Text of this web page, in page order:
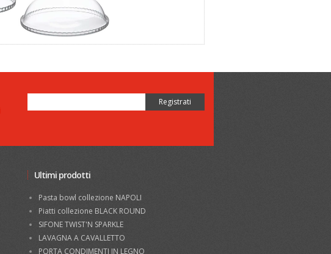
Ultimi prodotti
Pasta bowl collezione NAPOLI
Piatti collezione BLACK ROUND
SIFONE TWIST'N SPARKLE
LAVAGNA A CAVALLETTO
PORTA CONDIMENTI IN LEGNO